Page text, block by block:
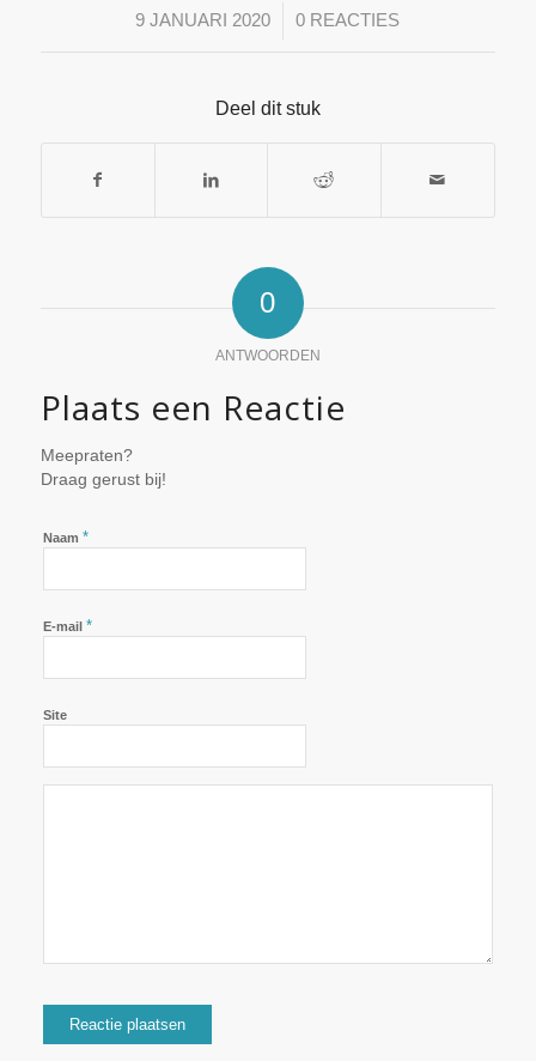
9 JANUARI 2020
/ 0 REACTIES
Deel dit stuk
0
ANTWOORDEN
Plaats een Reactie
Meepraten?
Draag gerust bij!
Naam *
E-mail *
Site